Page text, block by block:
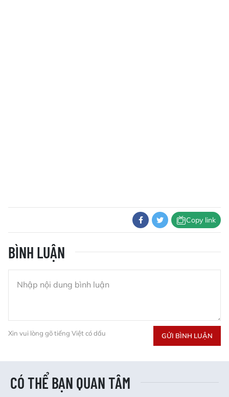
Copy link
BÌNH LUẬN
Xin vui lòng gõ tiếng Việt có dấu GỬI BÌNH LUẬN
CÓ THỂ BẠN QUAN TÂM